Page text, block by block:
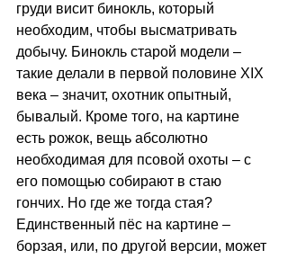
груди висит бинокль, который
необходим, чтобы высматривать
добычу. Бинокль старой модели –
такие делали в первой половине XIX
века – значит, охотник опытный,
бывалый. Кроме того, на картине
есть рожок, вещь абсолютно
необходимая для псовой охоты – с
его помощью собирают в стаю
гончих. Но где же тогда стая?
Единственный пёс на картине –
борзая, или, по другой версии, может